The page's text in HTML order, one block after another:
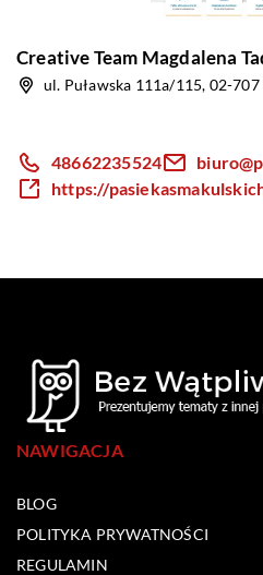
Creative Team Magdalena
ul. Puławska 111a/115, 02-707
48662235524
https://
NAWIGACJA
BLOG
POLITYKA PRYWATNOŚCI
REGULAMIN